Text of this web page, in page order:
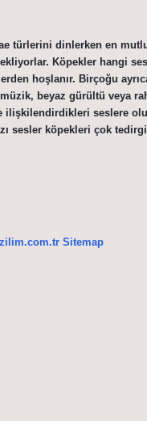
türlerini dinlerken en
Köpekler hangi
hoşlanır. Birçoğu
beyaz gürültü veya
ilişkilendirdikleri seslere
sesler köpekleri çok
Sitemap